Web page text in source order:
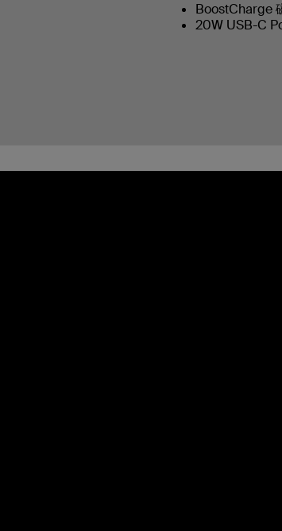
BoostCharge
20W USB-C